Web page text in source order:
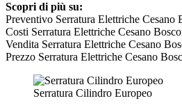
Scopri di più su:
Preventivo Serratura Elettriche Cesano
Costi Serratura Elettriche Cesano
Vendita Serratura Elettriche Cesano
Prezzo Serratura Elettriche Cesano
Serratura Cilindro Europeo